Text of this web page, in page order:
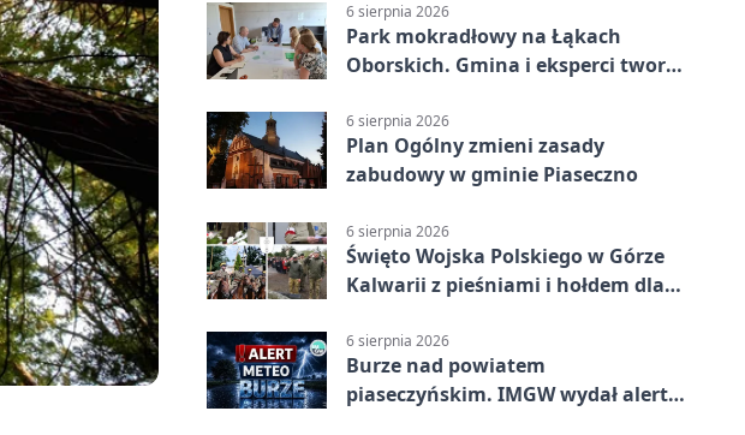
6 sierpnia 2026
Park mokradłowy na Łąkach
Oborskich. Gmina i eksperci tworzą
6 sierpnia 2026
Plan Ogólny zmieni zasady
zabudowy w gminie Piaseczno
6 sierpnia 2026
Święto Wojska Polskiego w Górze
Kalwarii z pieśniami i hołdem dla
6 sierpnia 2026
Burze nad powiatem
piaseczyńskim. IMGW wydał alert